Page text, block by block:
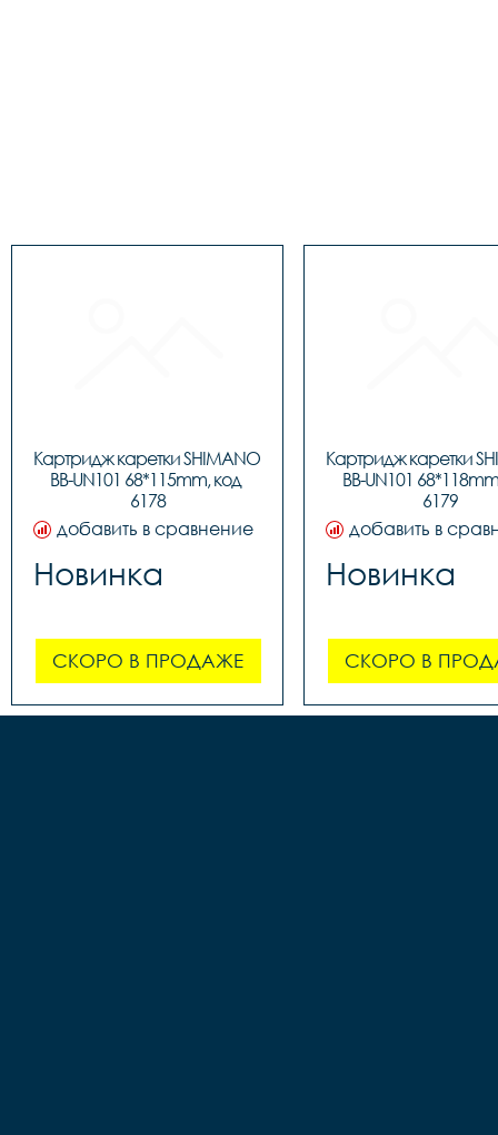
Картридж каретки SHIMANO
BB-UN101 68*115mm, код
6178
добавить в сравнение
Новинка
СКОРО В ПРОДАЖЕ
Картридж каретки
BB-UN101
6179
добавить в
Новинка
СКОРО В